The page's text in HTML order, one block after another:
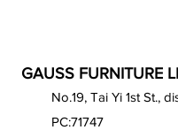
GAUSS FURNITURE
No.19, Tai Yi 1st St.,
PC:71747